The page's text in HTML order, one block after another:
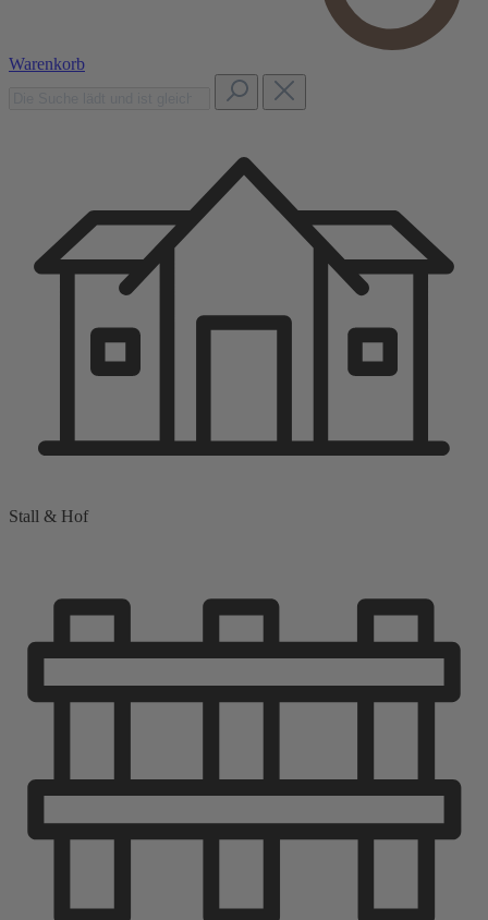
Warenkorb
Stall & Hof